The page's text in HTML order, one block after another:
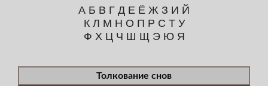
А Б В ГД Е Ё Ж З И Й
К Л М Н О П Р С Т У
Ф Х Ц Ч Ш Щ Э Ю Я
Толкование снов